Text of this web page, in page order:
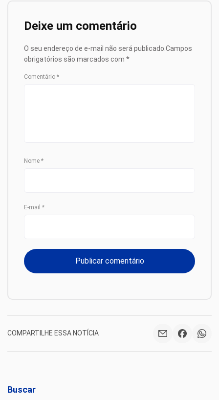
Deixe um comentário
O seu endereço de e-mail não será publicado. Campos
obrigatórios são marcados com *
Comentário *
Nome *
E-mail *
COMPARTILHE ESSA NOTÍCIA
Buscar